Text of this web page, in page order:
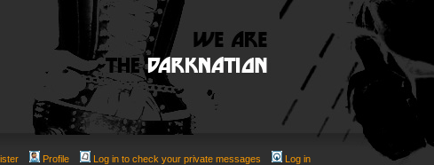
Profile Log in to check your private messages
Log in